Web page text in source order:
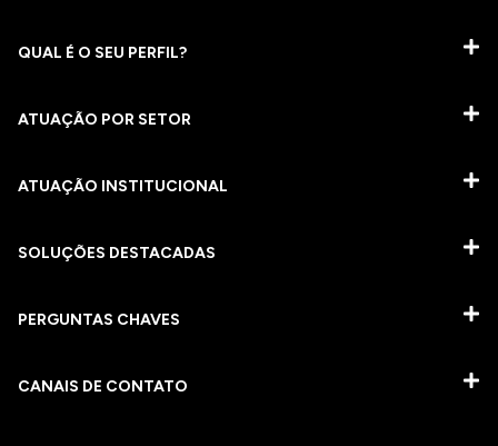
QUAL É O SEU PERFIL?
ATUAÇÃO POR SETOR
ATUAÇÃO INSTITUCIONAL
SOLUÇÕES DESTACADAS
PERGUNTAS CHAVES​
CANAIS DE CONTATO